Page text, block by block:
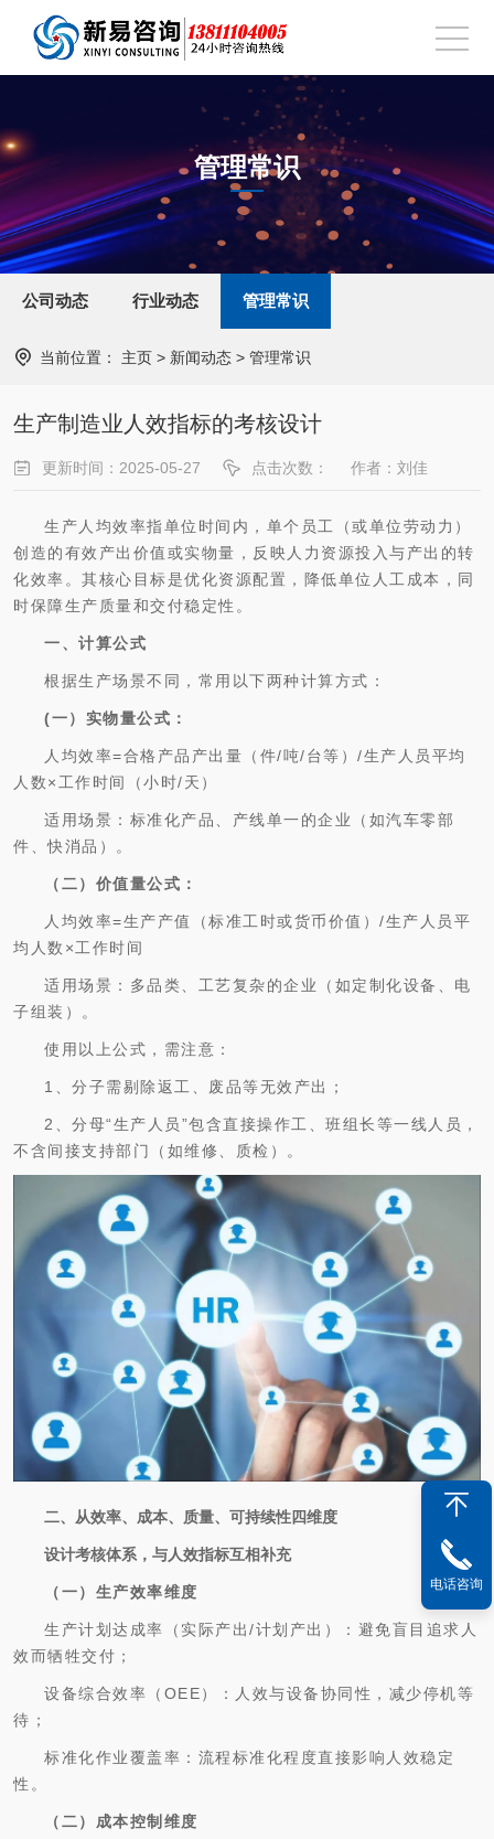
管理常识
公司动态 行业动态 管理常识
当前位置： 主页 > 新闻动态 > 管理常识
生产制造业人效指标的考核设计
更新时间：2025-05-27 点击次数： 作者：刘佳
生产人均效率指单位时间内，单个员工（或单位劳动力）
创造的有效产出价值或实物量，反映人力资源投入与产出的转
化效率。其核心目标是优化资源配置，降低单位人工成本，同
时保障生产质量和交付稳定性。
一、计算公式
根据生产场景不同，常用以下两种计算方式：
(一）实物量公式：
人均效率=合格产品产出量（件/吨/台等）/生产人员平均
人数×工作时间（小时/天）
适用场景：标准化产品、产线单一的企业（如汽车零部
件、快消品）。
（二）价值量公式：
人均效率=生产产值（标准工时或货币价值）/生产人员平
均人数×工作时间
适用场景：多品类、工艺复杂的企业（如定制化设备、电
子组装）。
使用以上公式，需注意：
1、分子需剔除返工、废品等无效产出；
2、分母“生产人员”包含直接操作工、班组长等一线人员，
不含间接支持部门（如维修、质检）。
二、从效率、成本、质量、可持续性四维度
设计考核体系，与人效指标互相补充
（一）生产效率维度
生产计划达成率（实际产出/计划产出）：避免盲目追求人
效而牺牲交付；
设备综合效率（OEE）：人效与设备协同性，减少停机等
待；
标准化作业覆盖率：流程标准化程度直接影响人效稳定
性。
（二）成本控制维度
电话咨询